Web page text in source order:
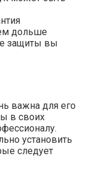
дольше
защиты вы
важна для его
в своих
установить
следует